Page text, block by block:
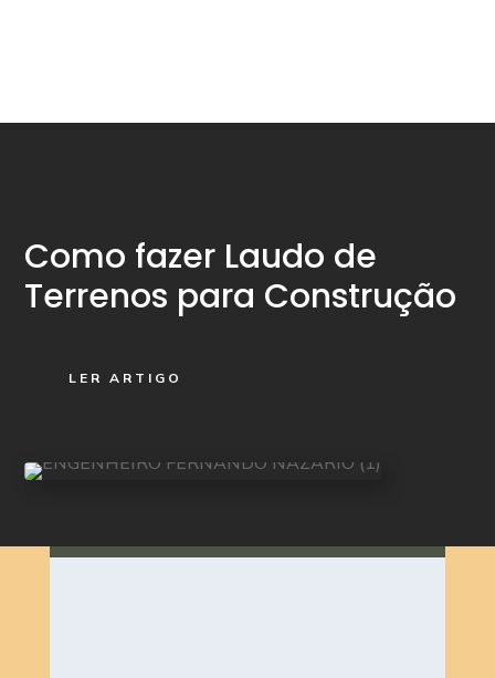
Como fazer Laudo de
Terrenos para Construção
LER ARTIGO